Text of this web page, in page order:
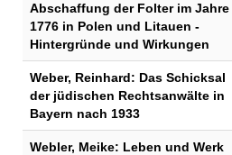
Abschaffung der Folter im Jahre
1776 in Polen und Litauen -
Hintergründe und Wirkungen
Weber, Reinhard: Das Schicksal
der jüdischen Rechtsanwälte in
Bayern nach 1933
Webler, Meike: Leben und Werk